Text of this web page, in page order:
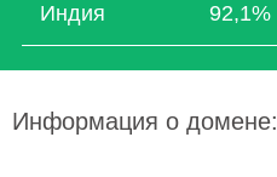
Индия 92,1%
Информация о домене: